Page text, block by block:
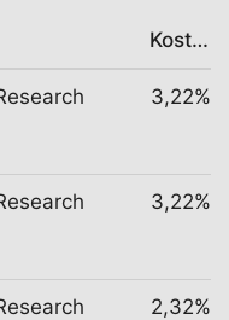
Kosten
3,22%
3,22%
2,32%